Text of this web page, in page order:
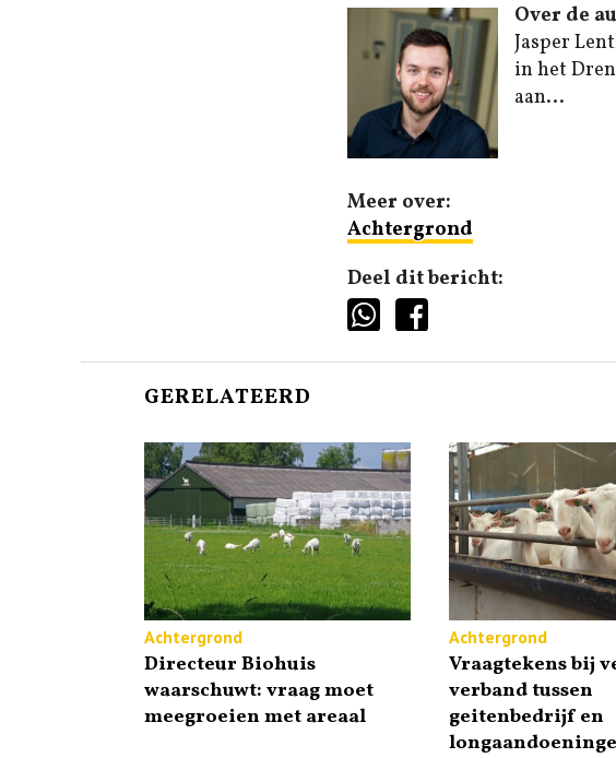
Over de
Jasper
in het
aan...
Meer over:
Achtergrond
Deel dit bericht:
GERELATEERD
Achtergrond
Directeur Biohuis
waarschuwt: vraag moet
meegroeien met areaal
Achtergrond
Vraagtekens bij
verband tussen
geitenbedrijf en